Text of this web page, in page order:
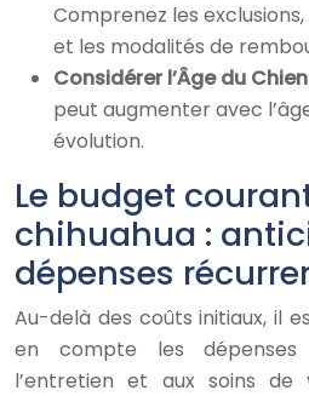
Comprenez les
et les modalités de
Considérer l’Âge du
peut augmenter avec
évolution.
Le budget
chihuahua :
dépenses
Au-delà des coûts initiaux, il
en compte les
l’entretien et aux soins de